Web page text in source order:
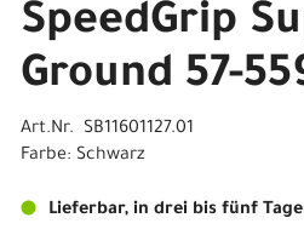
SpeedGrip
Ground 57-
Art.Nr. SB11601127.01
Farbe: Schwarz
Lieferbar, in drei bis fünf